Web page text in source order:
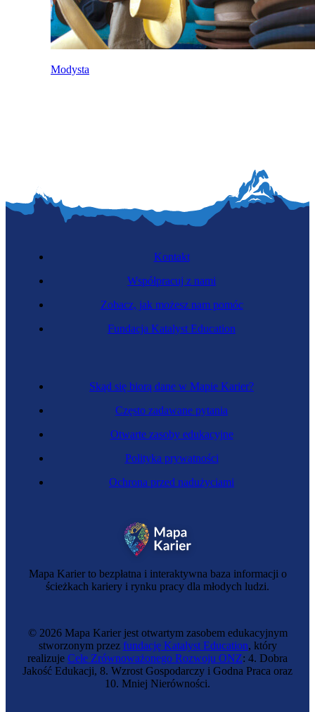
Modysta
Mapa Karier to bezpłatna i interaktywna baza informacji o
ścieżkach kariery i rynku pracy dla młodych ludzi.
Skąd się biorą dane w Mapie Karier?
Często zadawane pytania
Otwarte zasoby edukacyjne
Polityka prywatności
Ochrona przed nadużyciami
Kontakt
Współpracuj z nami
Zobacz, jak możesz nam pomóc
Fundacja Katalyst Education
© 2026 Mapa Karier jest otwartym zasobem edukacyjnym
stworzonym przez fundację Katalyst Education, który
realizuje Cele Zrównoważonego Rozwoju ONZ: 4. Dobra
Jakość Edukacji, 8. Wzrost Gospodarczy i Godna Praca oraz
10. Mniej Nierówności.